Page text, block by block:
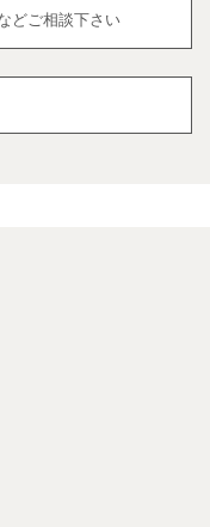
どご相談下さい